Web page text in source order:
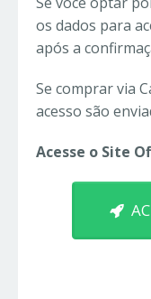
os dados para
após a
Se comprar via
acesso são
Acesse o Site